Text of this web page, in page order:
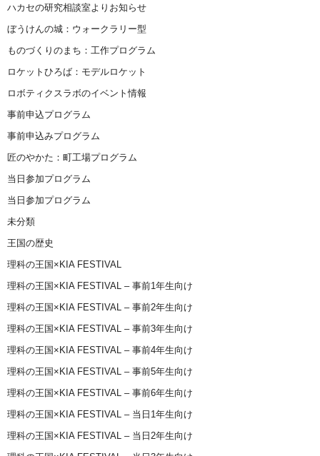
ハカセの研究相談室よりお知らせ
ぼうけんの城：ウォークラリー型
ものづくりのまち：工作プログラム
ロケットひろば：モデルロケット
ロボティクスラボのイベント情報
事前申込プログラム
事前申込みプログラム
匠のやかた：町工場プログラム
当日参加プログラム
当日参加プログラム
未分類
王国の歴史
理科の王国×KIA FESTIVAL
理科の王国×KIA FESTIVAL – 事前1年生向け
理科の王国×KIA FESTIVAL – 事前2年生向け
理科の王国×KIA FESTIVAL – 事前3年生向け
理科の王国×KIA FESTIVAL – 事前4年生向け
理科の王国×KIA FESTIVAL – 事前5年生向け
理科の王国×KIA FESTIVAL – 事前6年生向け
理科の王国×KIA FESTIVAL – 当日1年生向け
理科の王国×KIA FESTIVAL – 当日2年生向け